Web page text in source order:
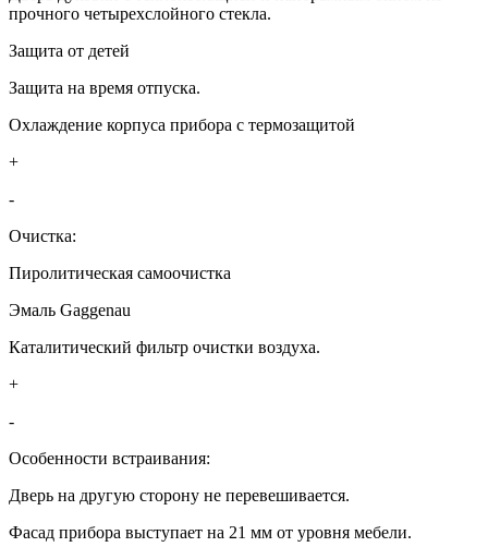
прочного четырехслойного стекла.
Защита от детей
Защита на время отпуска.
Охлаждение корпуса прибора с термозащитой
+
-
Очистка:
Пиролитическая самоочистка
Эмаль Gaggenau
Каталитический фильтр очистки воздуха.
+
-
Особенности встраивания:
Дверь на другую сторону не перевешивается.
Фасад прибора выступает на 21 мм от уровня мебели.